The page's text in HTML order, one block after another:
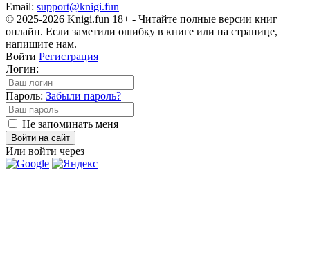
Email: support@knigi.fun
© 2025-2026 Knigi.fun 18+ - Читайте полные версии книг
онлайн. Если заметили ошибку в книге или на странице,
напишите нам.
Войти Регистрация
Логин:
Пароль: Забыли пароль?
Не запоминать меня
Войти на сайт
Или войти через